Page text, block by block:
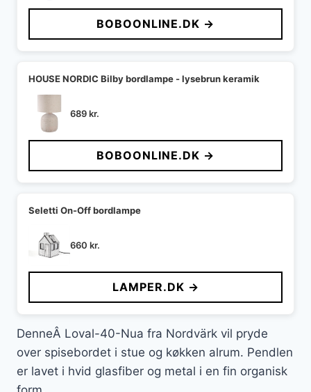
pris
var:
1.299 kr..
pris
er:
650 kr..
BOBOONLINE.DK →
HOUSE NORDIC Bilby bordlampe - lysebrun keramik
689kr.
BOBOONLINE.DK →
Seletti On-Off bordlampe
660 kr.
LAMPER.DK →
DenneÂ Loval-40-Nua fra Nordvärk vil pryde
over spisebordet i stue og køkken alrum. Pendlen
er lavet i hvid glasfiber og metal i en fin organisk